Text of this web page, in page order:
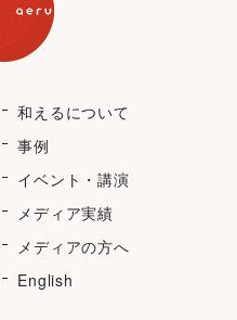
和えるについて
事例
イベント・講演
メディア実績
メディアの方へ
English